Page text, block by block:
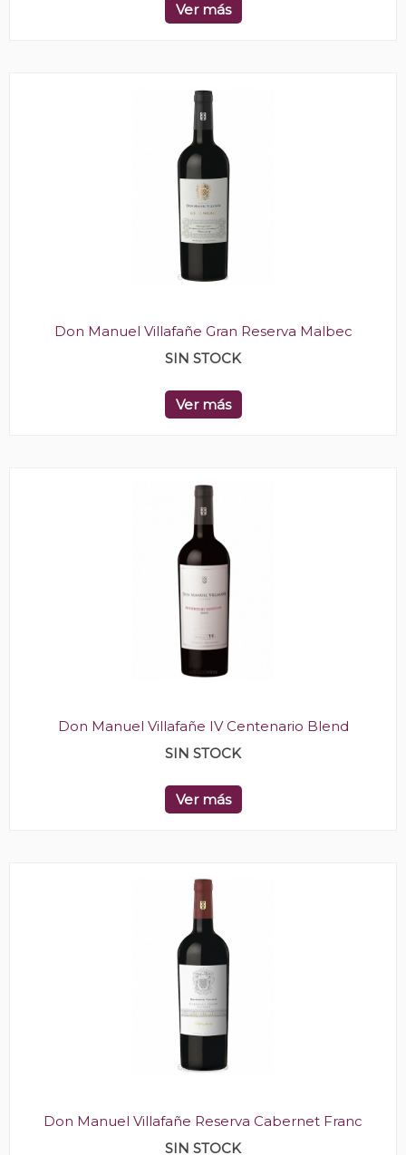
Ver más
Don Manuel Villafañe Gran Reserva Malbec
SIN STOCK
Ver más
Don Manuel Villafañe IV Centenario Blend
SIN STOCK
Ver más
Don Manuel Villafañe Reserva Cabernet Franc
SIN STOCK